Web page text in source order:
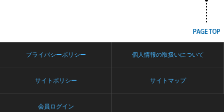
プライバシーポリシー 個人情報の取扱いについて
サイトポリシー サイトマップ
会員ログイン